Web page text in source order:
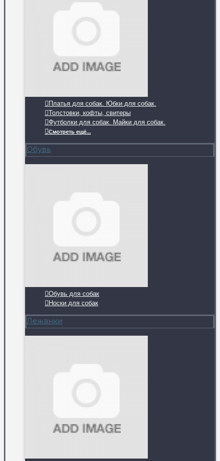
Платья для собак. Юбки для собак.
Толстовки, кофты, свитеры
Футболки для собак. Майки для собак.
Смотреть ещё...
Обувь
Обувь для собак
Носки для собак
Лежанки